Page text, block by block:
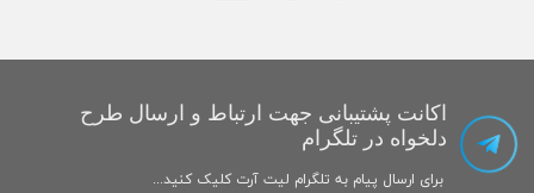
اکانت پشتیبانی جهت ارتباط و ارسال طرح
دلخواه در تلگرام
برای ارسال پیام به تلگرام لیت آرت کلیک کنید...